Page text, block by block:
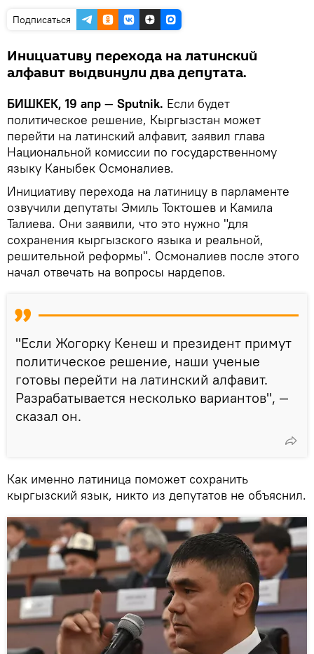
Подписаться
Инициативу перехода на латинский
алфавит выдвинули два депутата.
БИШКЕК, 19 апр — Sputnik. Если будет
политическое решение, Кыргызстан может
перейти на латинский алфавит, заявил глава
Национальной комиссии по государственному
языку Каныбек Осмоналиев.
Инициативу перехода на латиницу в парламенте
озвучили депутаты Эмиль Токтошев и Камила
Талиева. Они заявили, что это нужно "для
сохранения кыргызского языка и реальной,
решительной реформы". Осмоналиев после этого
начал отвечать на вопросы нардепов.
"Если Жогорку Кенеш и президент примут
политическое решение, наши ученые
готовы перейти на латинский алфавит.
Разрабатывается несколько вариантов", —
сказал он.
Как именно латиница поможет сохранить
кыргызский язык, никто из депутатов не объяснил.